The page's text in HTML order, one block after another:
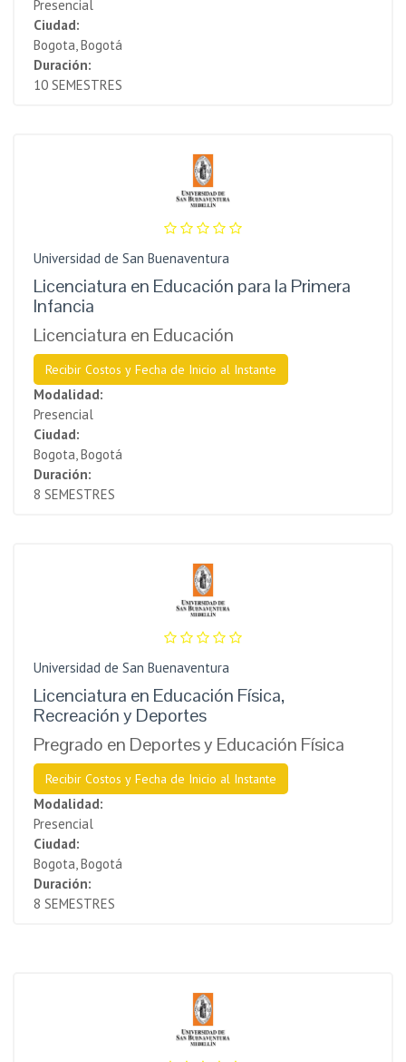
Presencial
Ciudad:
Bogota, Bogotá
Duración:
10 SEMESTRES
Universidad de San Buenaventura
Licenciatura en Educación para la Primera
Infancia
Licenciatura en Educación
Recibir Costos y Fecha de Inicio al Instante
Modalidad:
Presencial
Ciudad:
Bogota, Bogotá
Duración:
8 SEMESTRES
Universidad de San Buenaventura
Licenciatura en Educación Física,
Recreación y Deportes
Pregrado en Deportes y Educación Física
Recibir Costos y Fecha de Inicio al Instante
Modalidad:
Presencial
Ciudad:
Bogota, Bogotá
Duración:
8 SEMESTRES